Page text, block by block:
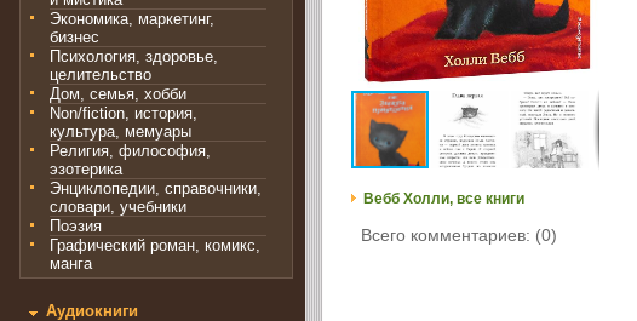
Экономика, маркетинг,
бизнес
Психология, здоровье,
целительство
Дом, семья, хобби
Non/fiction, история,
культура, мемуары
Религия, философия,
эзотерика
Энциклопедии, справочники,
словари, учебники
Поэзия
Графический роман, комикс,
манга
Аудиокниги
Вебб Холли, все книги
Всего комментариев: (0)